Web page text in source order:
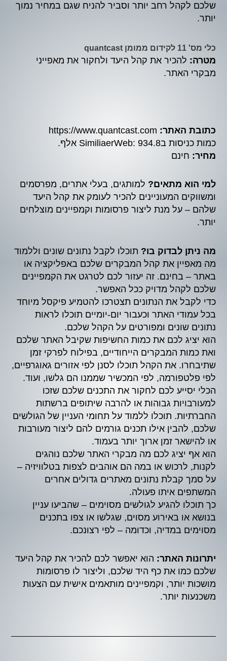
שלכם לקהל רחב יותר וסביר להניח שגם במחיר נמוך
יותר.
כלי מס' 11 לקידום ממומן quantcast
מטרה: להכיר את קהל היעד ולחקור את מאפייני
מבקרי האתר.
כתובת האתר:
כמות כניסות בSimiliaerWeb: 934.8 אלף.
מחיר: חינם
למי הוא מתאים? למותגים, בעלי אתרים, מפרסמים
ומשווקים המעוניינים להכיר לעומק את קהל היעד
שלהם – על מנת ליצור פרסומות וקמפיינים מוצלחים
יותר.
מה ניתן לבדוק בו? תוכלו לקבל נתונים שונים וללמוד
מה מאפיין את קהל המבקרים שלכם באפליקציה או
באתר – בחינם. זה יעזור לכם לטרגט את הקמפיינים
שלכם לקהל מדויק ככל האפשר.
כדי לקבל את הנתונים תצטרכו להטמיע פיקסל מיוחד
בכל עמודי האתר וכעבור יום-יומיים תוכלו לראות
נתונים שונים ומפורטים על הקהל שלכם.
הוא יציג לכם את כמות החשיפות שקיבל האתר שלכם
ואת כמות המבקרים הייחודיים, בפילוח לפרקי זמן
שתיבחרו. את הקהל תוכלו לסנן לפי אזורים גאוגרפיים,
לפי פלטפורמה, לפי המכשיר שממנו הם גלשו, ועוד.
הכלי יסייע לכם לחקור את התכנים שלכם שזכו
למעורבויות גבוהות או להרבה שיתופים ברשתות
החברתיות. תוכלו ללמוד על תחומי העניין של הגולשים
שלכם, להבין אילו תכנים גורמים להם ליצור מעורבות
או להישאר זמן ארוך יותר בעמוד.
הוא אף יציג לכם מה מבקרי האתר שלכם נוהגים
לקנות, לרכוש או במה הם אוהבים לצפות בטלוויזיה –
על סמך קבלת נתונים מאתרים גדולים אחרים
המשתפים איתו פעולה.
כך תוכלו להגיע לגולשים מסוימים – שהביעו עניין
בנושא או באירוע מסוים, שגלשו או צפו בתכנים
מסוימים במדיה, וכדומה – לפי רצונכם.
יתרונות האתר: הוא יאפשר לכם להכיר את קהל היעד
שלכם כמו את כף היד שלכם, וליצור לו פרסומות
מושכות יותר, וקמפיינים מותאמים אישית עם הצעות
משכנעות יותר.